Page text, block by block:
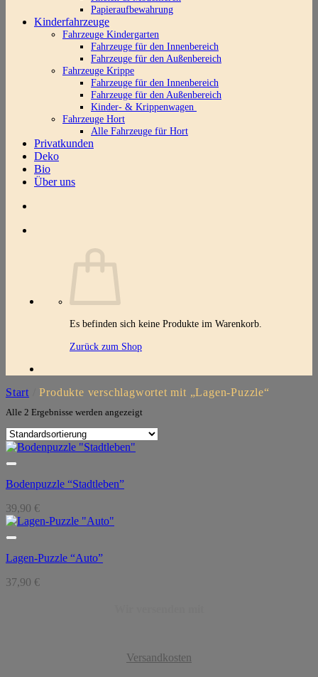
Papieraufbewahrung
Kinderfahrzeuge
Fahrzeuge Kindergarten
Fahrzeuge für den Innenbereich
Fahrzeuge für den Außenbereich
Fahrzeuge Krippe
Fahrzeuge für den Innenbereich
Fahrzeuge für den Außenbereich
Kinder- & Krippenwagen
Fahrzeuge Hort
Alle Fahrzeuge für Hort
Privatkunden
Deko
Bio
Über uns
Es befinden sich keine Produkte im Warenkorb.
Zurück zum Shop
Start Produkte verschlagwortet mit „Lagen-Puzzle“
Alle 2 Ergebnisse werden angezeigt
Bodenpuzzle “Stadtleben”
39,90 €
Lagen-Puzzle “Auto”
37,90 €
Versandkosten